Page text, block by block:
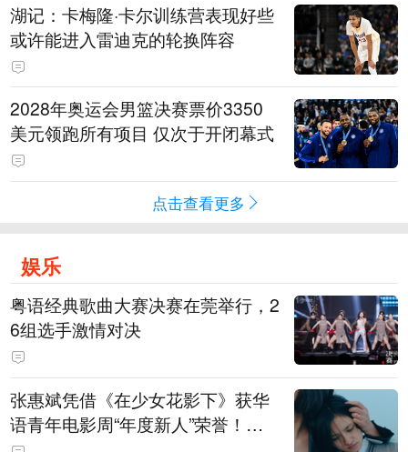
湖记：卡梅隆·卡尔训练营表现好些
或许能进入雷迪克的轮换阵容
2028年奥运会男篮决赛票价3350
美元领跑所有项目 仅次于开闭幕式
点击查看更多
娱乐
粤语经典歌曲大赛决赛在莞举行，2
6组选手激情对决
张惠斌凭借《在少女花影下》获华
语青年电影周“年度新人”荣誉！该